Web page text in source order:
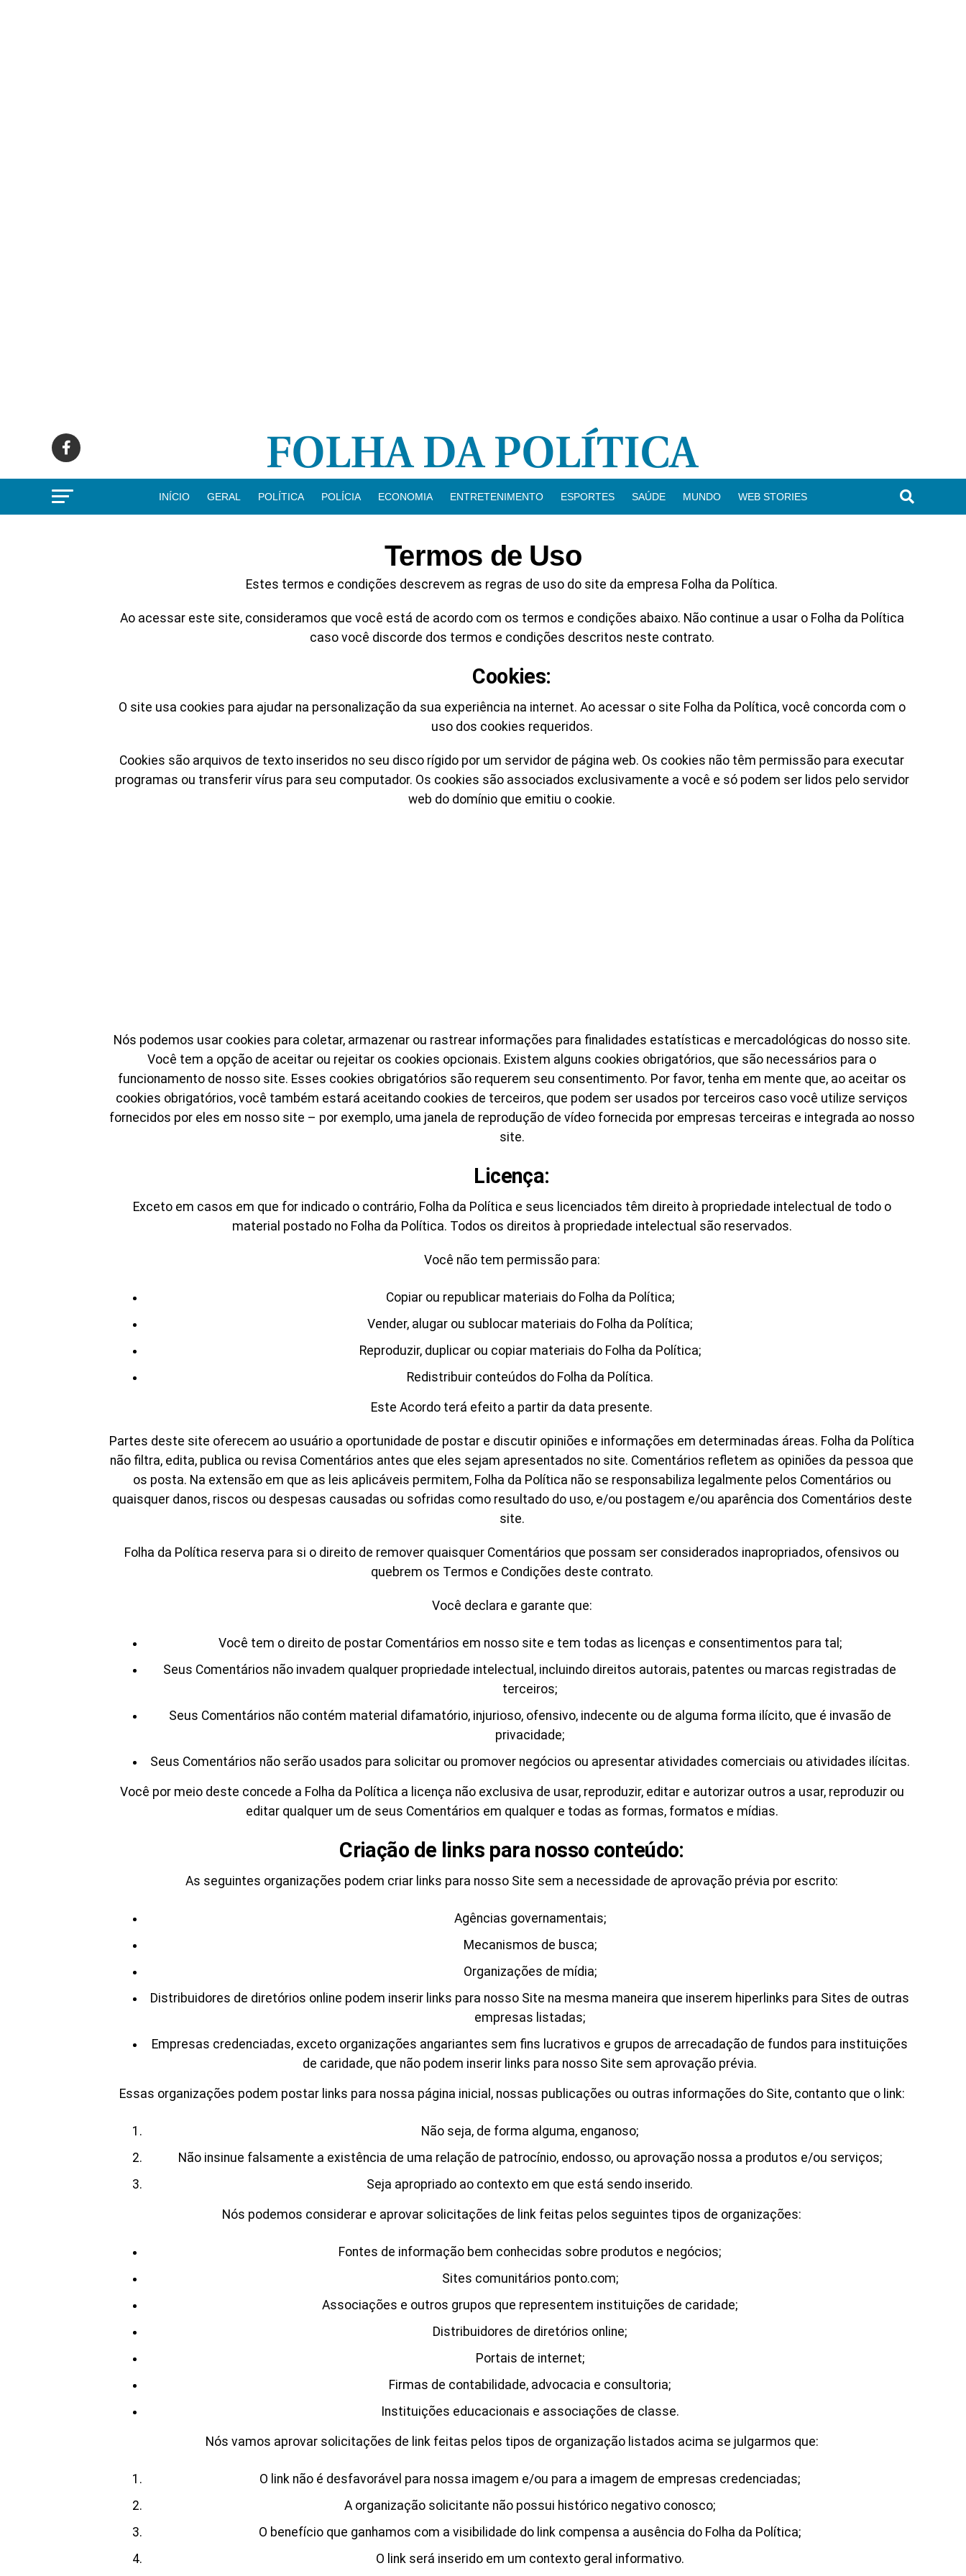
INÍCIO GERAL POLÍTICA POLÍCIA ECONOMIA ENTRETENIMENTO ESPORTES SAÚDE MUNDO WEB STORIES
Termos de Uso
Estes termos e condições descrevem as regras de uso do site da empresa Folha da Política.
Ao acessar este site, consideramos que você está de acordo com os termos e condições abaixo. Não continue a usar o Folha da Política
caso você discorde dos termos e condições descritos neste contrato.
Cookies:
O site usa cookies para ajudar na personalização da sua experiência na internet. Ao acessar o site Folha da Política, você concorda com o
uso dos cookies requeridos.
Cookies são arquivos de texto inseridos no seu disco rígido por um servidor de página web. Os cookies não têm permissão para executar
programas ou transferir vírus para seu computador. Os cookies são associados exclusivamente a você e só podem ser lidos pelo servidor
web do domínio que emitiu o cookie.
Nós podemos usar cookies para coletar, armazenar ou rastrear informações para finalidades estatísticas e mercadológicas do nosso site.
Você tem a opção de aceitar ou rejeitar os cookies opcionais. Existem alguns cookies obrigatórios, que são necessários para o
funcionamento de nosso site. Esses cookies obrigatórios são requerem seu consentimento. Por favor, tenha em mente que, ao aceitar os
cookies obrigatórios, você também estará aceitando cookies de terceiros, que podem ser usados por terceiros caso você utilize serviços
fornecidos por eles em nosso site – por exemplo, uma janela de reprodução de vídeo fornecida por empresas terceiras e integrada ao nosso
site.
Licença:
Exceto em casos em que for indicado o contrário, Folha da Política e seus licenciados têm direito à propriedade intelectual de todo o
material postado no Folha da Política. Todos os direitos à propriedade intelectual são reservados.
Você não tem permissão para:
Copiar ou republicar materiais do Folha da Política;
Vender, alugar ou sublocar materiais do Folha da Política;
Reproduzir, duplicar ou copiar materiais do Folha da Política;
Redistribuir conteúdos do Folha da Política.
Este Acordo terá efeito a partir da data presente.
Partes deste site oferecem ao usuário a oportunidade de postar e discutir opiniões e informações em determinadas áreas. Folha da Política
não filtra, edita, publica ou revisa Comentários antes que eles sejam apresentados no site. Comentários refletem as opiniões da pessoa que
os posta. Na extensão em que as leis aplicáveis permitem, Folha da Política não se responsabiliza legalmente pelos Comentários ou
quaisquer danos, riscos ou despesas causadas ou sofridas como resultado do uso, e/ou postagem e/ou aparência dos Comentários deste
site.
Folha da Política reserva para si o direito de remover quaisquer Comentários que possam ser considerados inapropriados, ofensivos ou
quebrem os Termos e Condições deste contrato.
Você declara e garante que:
Você tem o direito de postar Comentários em nosso site e tem todas as licenças e consentimentos para tal;
Seus Comentários não invadem qualquer propriedade intelectual, incluindo direitos autorais, patentes ou marcas registradas de
terceiros;
Seus Comentários não contém material difamatório, injurioso, ofensivo, indecente ou de alguma forma ilícito, que é invasão de
privacidade;
Seus Comentários não serão usados para solicitar ou promover negócios ou apresentar atividades comerciais ou atividades ilícitas.
Você por meio deste concede a Folha da Política a licença não exclusiva de usar, reproduzir, editar e autorizar outros a usar, reproduzir ou
editar qualquer um de seus Comentários em qualquer e todas as formas, formatos e mídias.
Criação de links para nosso conteúdo:
As seguintes organizações podem criar links para nosso Site sem a necessidade de aprovação prévia por escrito:
Agências governamentais;
Mecanismos de busca;
Organizações de mídia;
Distribuidores de diretórios online podem inserir links para nosso Site na mesma maneira que inserem hiperlinks para Sites de outras
empresas listadas;
Empresas credenciadas, exceto organizações angariantes sem fins lucrativos e grupos de arrecadação de fundos para instituições
de caridade, que não podem inserir links para nosso Site sem aprovação prévia.
Essas organizações podem postar links para nossa página inicial, nossas publicações ou outras informações do Site, contanto que o link:
Não seja, de forma alguma, enganoso;
Não insinue falsamente a existência de uma relação de patrocínio, endosso, ou aprovação nossa a produtos e/ou serviços;
Seja apropriado ao contexto em que está sendo inserido.
Nós podemos considerar e aprovar solicitações de link feitas pelos seguintes tipos de organizações:
Fontes de informação bem conhecidas sobre produtos e negócios;
Sites comunitários ponto.com;
Associações e outros grupos que representem instituições de caridade;
Distribuidores de diretórios online;
Portais de internet;
Firmas de contabilidade, advocacia e consultoria;
Instituições educacionais e associações de classe.
Nós vamos aprovar solicitações de link feitas pelos tipos de organização listados acima se julgarmos que:
O link não é desfavorável para nossa imagem e/ou para a imagem de empresas credenciadas;
A organização solicitante não possui histórico negativo conosco;
O benefício que ganhamos com a visibilidade do link compensa a ausência do Folha da Política;
O link será inserido em um contexto geral informativo.